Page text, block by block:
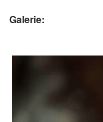
Galerie: